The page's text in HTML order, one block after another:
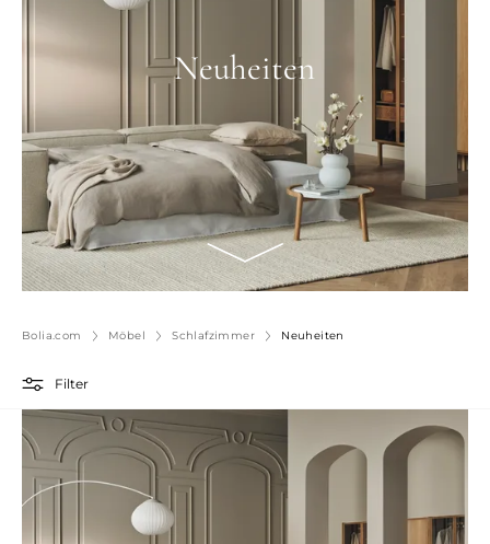
Neuheiten
Bolia.com Möbel Schlafzimmer Neuheiten
Filter